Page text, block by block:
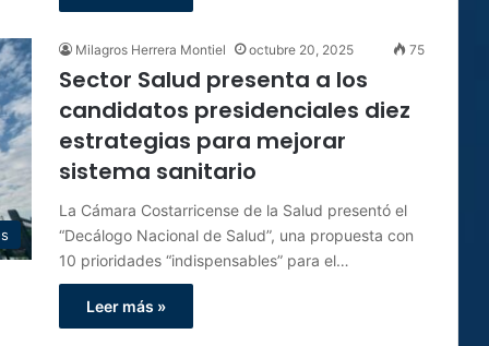
Milagros Herrera Montiel octubre 20, 2025 75
Sector Salud presenta a los
candidatos presidenciales diez
estrategias para mejorar
sistema sanitario
La Cámara Costarricense de la Salud presentó el
“Decálogo Nacional de Salud”, una propuesta con
10 prioridades “indispensables” para el…
Leer más »